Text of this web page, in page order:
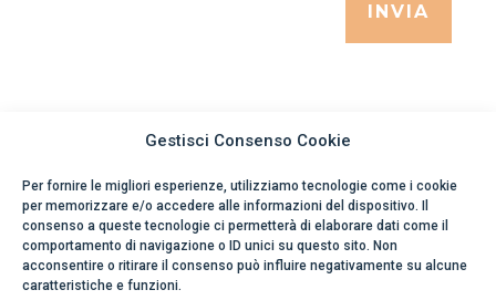
Gestisci Consenso Cookie
Per fornire le migliori esperienze, utilizziamo tecnologie come i cookie
per memorizzare e/o accedere alle informazioni del dispositivo. Il
consenso a queste tecnologie ci permetterà di elaborare dati come il
comportamento di navigazione o ID unici su questo sito. Non
acconsentire o ritirare il consenso può influire negativamente su alcune
caratteristiche e funzioni.
INVIA